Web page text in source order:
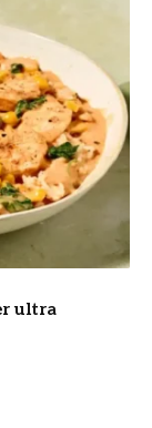
ultra